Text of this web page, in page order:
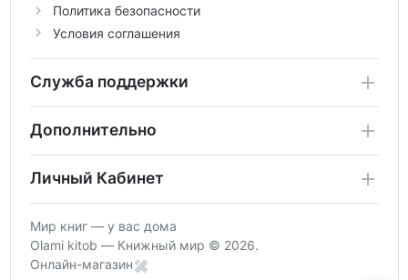
Политика безопасности
Условия соглашения
Служба поддержки
Дополнительно
Личный Кабинет
Мир книг — у вас дома
Olami kitob — Книжный мир © 2026.
Онлайн-магазин